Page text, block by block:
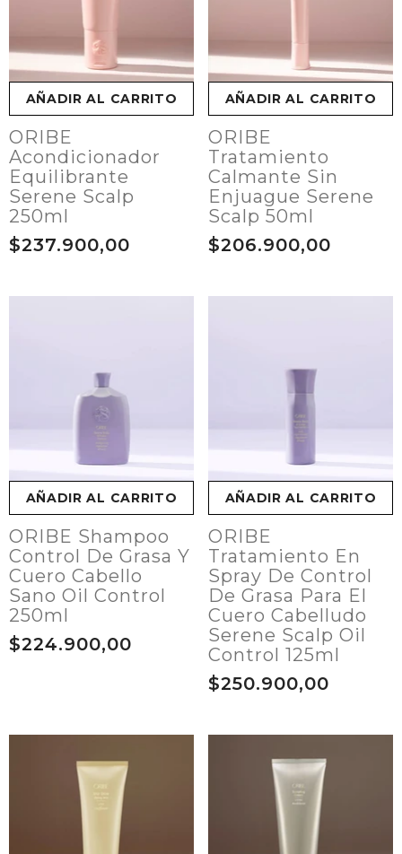
AÑADIR AL CARRITO
ORIBE
Acondicionador
Equilibrante
Serene Scalp
250ml
$237.900,00
AÑADIR AL CARRITO
ORIBE
Tratamiento
Calmante Sin
Enjuague Serene
Scalp 50ml
$206.900,00
AÑADIR AL CARRITO
ORIBE Shampoo
Control De Grasa Y
Cuero Cabello
Sano Oil Control
250ml
$224.900,00
AÑADIR AL CARRITO
ORIBE
Tratamiento En
Spray De Control
De Grasa Para El
Cuero Cabelludo
Serene Scalp Oil
Control 125ml
$250.900,00